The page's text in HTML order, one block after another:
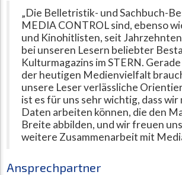
„Die Belletristik- und Sachbuch-
MEDIA CONTROL sind, ebenso
und Kinohitlisten, seit
bei unseren Lesern beliebter
Kulturmagazins im STERN.
der heutigen Medienvielfalt
unsere Leser verlässliche
ist es für uns sehr wichtig, dass wir
Daten arbeiten können, die den
Breite abbilden, und wir freuen
weitere Zusammenarbeit mit
Ansprechpartner